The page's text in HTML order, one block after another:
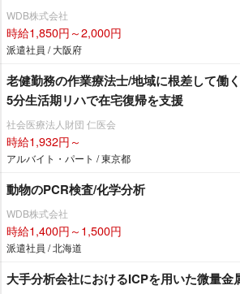
WDB株式会社
時給1,850円～2,000円
派遣社員 / 大阪府
老健勤務の作業療法士/地域に根差して働
5分生活期リハで在宅復帰を支援
社会医療法人財団 仁医会
時給1,932円～
アルバイト・パート / 東京都
動物のPCR検査/化学分析
WDB株式会社
時給1,400円～1,500円
派遣社員 / 北海道
大手分析会社におけるICPを用いた微量金